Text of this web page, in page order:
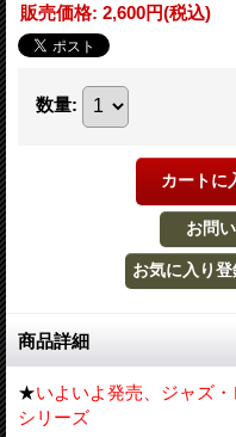
販売価格: 2,600円(税込)
数量:
商品詳細
★いよいよ発売、ジャズ
シリーズ